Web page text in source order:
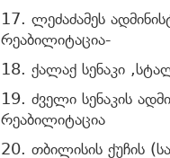
17. ლეძაძამეს
რეაბილიტაცია-
18. ქალაქ სენაკი
19. ძველი სენაკის
რეაბილიტაცია
20. თბილისის ქუჩის